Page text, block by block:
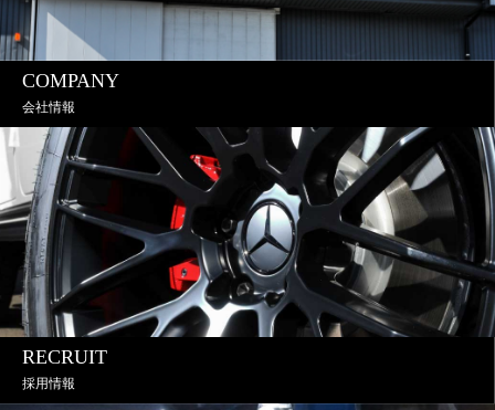
COMPANY
会社情報
RECRUIT
採用情報